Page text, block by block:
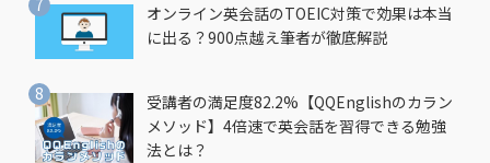
オンライン英会話のTOEIC対策で効果は本当
に出る？900点越え筆者が徹底解説
受講者の満足度82.2%【QQEnglishのカラン
メソッド】4倍速で英会話を習得できる勉強
法とは？